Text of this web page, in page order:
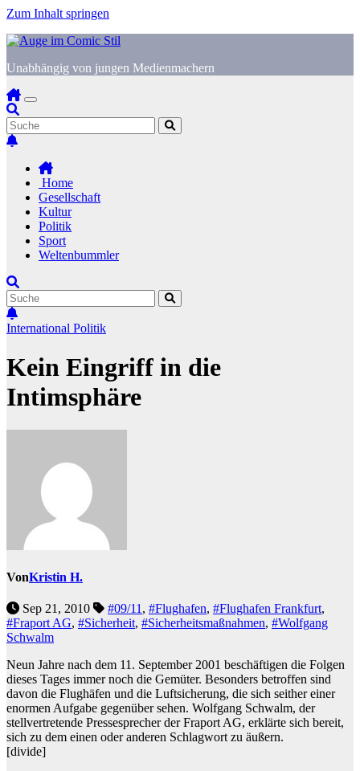
Zum Inhalt springen
Unabhängig von jungen Medienmachern
Home
Gesellschaft
Kultur
Politik
Sport
Weltenbummler
International Politik
Kein Eingriff in die
Intimsphäre
VonKristin H.
Sep 21, 2010 #09/11, #Flughafen, #Flughafen Frankfurt,
#Fraport AG, #Sicherheit, #Sicherheitsmaßnahmen, #Wolfgang
Schwalm
Neun Jahre nach dem 11. September 2001 beschäftigen die Folgen
dieses Tages immer noch die Gemüter. Besonders betroffen sind
davon die Flughäfen und die Luftsicherung, die sich seither einer
enormen Aufgabe gegenüber sehen. Wolfgang Schwalm, der
stellvertretende Pressesprecher der Fraport AG, erklärte sich bereit,
sich zu dem einen oder anderen Schlagwort zu äußern.
[divide]